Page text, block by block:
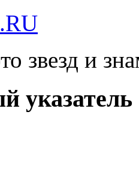
звезд и
указатель